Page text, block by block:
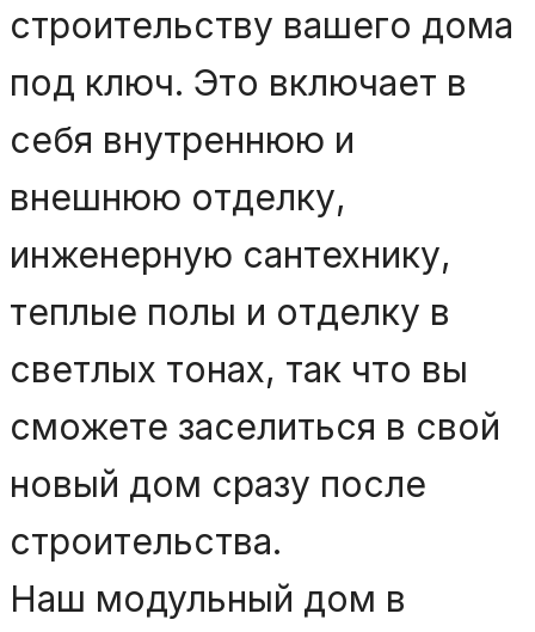
строительству вашего дома
под ключ. Это включает в
себя внутреннюю и
внешнюю отделку,
инженерную сантехнику,
теплые полы и отделку в
светлых тонах, так что вы
сможете заселиться в свой
новый дом сразу после
строительства.
Наш модульный дом в